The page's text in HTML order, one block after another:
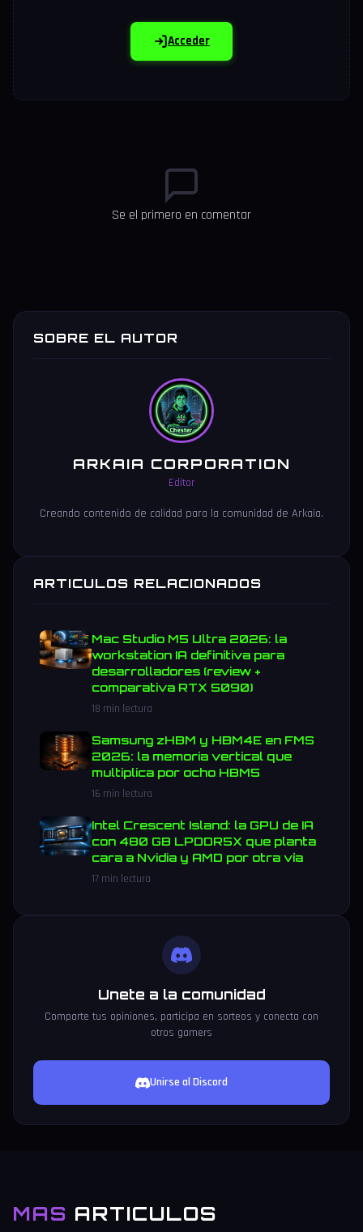
Acceder
Se el primero en comentar
SOBRE EL AUTOR
ARKAIA CORPORATION
Editor
Creando contenido de calidad para la comunidad de Arkaia.
ARTICULOS RELACIONADOS
Mac Studio M5 Ultra 2026: la
workstation IA definitiva para
desarrolladores (review +
comparativa RTX 5090)
18 min lectura
Samsung zHBM y HBM4E en FMS
2026: la memoria vertical que
multiplica por ocho HBM5
16 min lectura
Intel Crescent Island: la GPU de IA
con 480 GB LPDDR5X que planta
cara a Nvidia y AMD por otra vía
17 min lectura
Unete a la comunidad
Comparte tus opiniones, participa en sorteos y conecta con
otros gamers
Unirse al Discord
MAS ARTICULOS